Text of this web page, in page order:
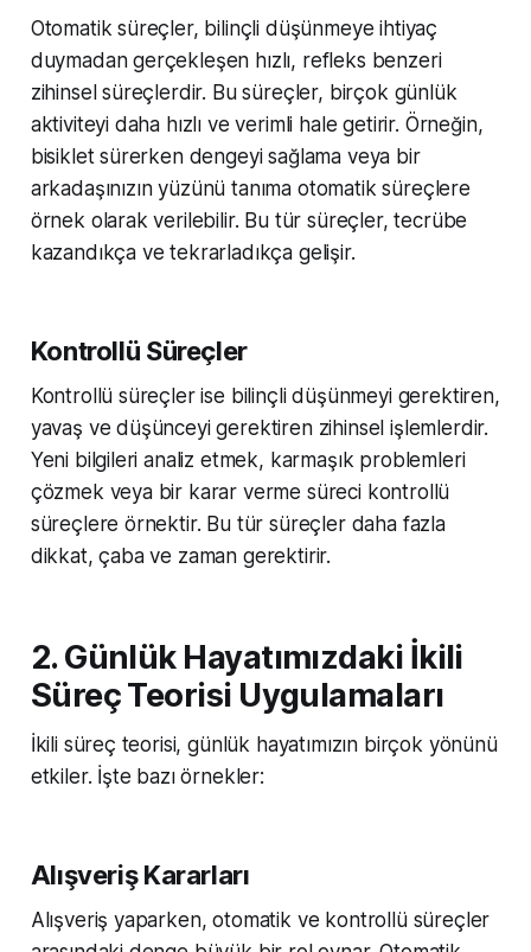
Otomatik süreçler, bilinçli düşünmeye ihtiyaç
duymadan gerçekleşen hızlı, refleks benzeri
zihinsel süreçlerdir. Bu süreçler, birçok günlük
aktiviteyi daha hızlı ve verimli hale getirir. Örneğin,
bisiklet sürerken dengeyi sağlama veya bir
arkadaşınızın yüzünü tanıma otomatik süreçlere
örnek olarak verilebilir. Bu tür süreçler, tecrübe
kazandıkça ve tekrarladıkça gelişir.
Kontrollü Süreçler
Kontrollü süreçler ise bilinçli düşünmeyi gerektiren,
yavaş ve düşünceyi gerektiren zihinsel işlemlerdir.
Yeni bilgileri analiz etmek, karmaşık problemleri
çözmek veya bir karar verme süreci kontrollü
süreçlere örnektir. Bu tür süreçler daha fazla
dikkat, çaba ve zaman gerektirir.
2. Günlük Hayatımızdaki İkili
Süreç Teorisi Uygulamaları
İkili süreç teorisi, günlük hayatımızın birçok yönünü
etkiler. İşte bazı örnekler:
Alışveriş Kararları
Alışveriş yaparken, otomatik ve kontrollü süreçler